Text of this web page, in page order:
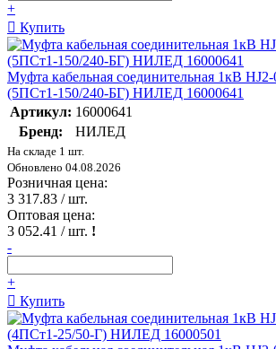
+
Купить
Муфта кабельная соединительная 1кВ
(5ПСт1-150/240-БГ) НИЛЕД 16000641
Артикул: 16000641
Бренд:
НИЛЕД
На складе 1 шт.
Обновлено 04.08.2026
Розничная цена:
3 317.83 / шт.
Оптовая цена:
3 052.41 / шт. !
-
+
Купить